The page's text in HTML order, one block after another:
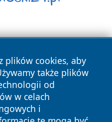
plików cookies, aby
także plików
od
w celach
i
Wszystkie prawa